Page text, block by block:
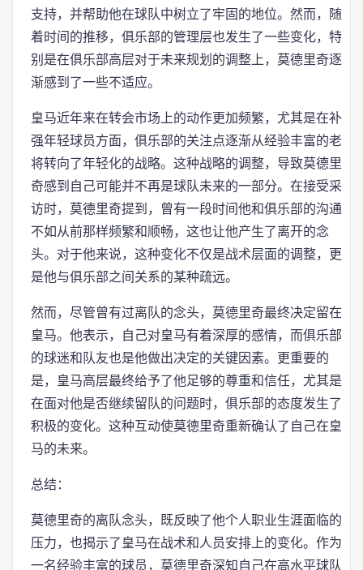
支持，并帮助他在球队中树立了牢固的地位。然而，随
着时间的推移，俱乐部的管理层也发生了一些变化，特
别是在俱乐部高层对于未来规划的调整上，莫德里奇逐
渐感到了一些不适应。
皇马近年来在转会市场上的动作更加频繁，尤其是在补
强年轻球员方面，俱乐部的关注点逐渐从经验丰富的老
将转向了年轻化的战略。这种战略的调整，导致莫德里
奇感到自己可能并不再是球队未来的一部分。在接受采
访时，莫德里奇提到，曾有一段时间他和俱乐部的沟通
不如从前那样频繁和顺畅，这也让他产生了离开的念
头。对于他来说，这种变化不仅是战术层面的调整，更
是他与俱乐部之间关系的某种疏远。
然而，尽管曾有过离队的念头，莫德里奇最终决定留在
皇马。他表示，自己对皇马有着深厚的感情，而俱乐部
的球迷和队友也是他做出决定的关键因素。更重要的
是，皇马高层最终给予了他足够的尊重和信任，尤其是
在面对他是否继续留队的问题时，俱乐部的态度发生了
积极的变化。这种互动使莫德里奇重新确认了自己在皇
马的未来。
总结：
莫德里奇的离队念头，既反映了他个人职业生涯面临的
压力，也揭示了皇马在战术和人员安排上的变化。作为
一名经验丰富的球员，莫德里奇深知自己在高水平球队